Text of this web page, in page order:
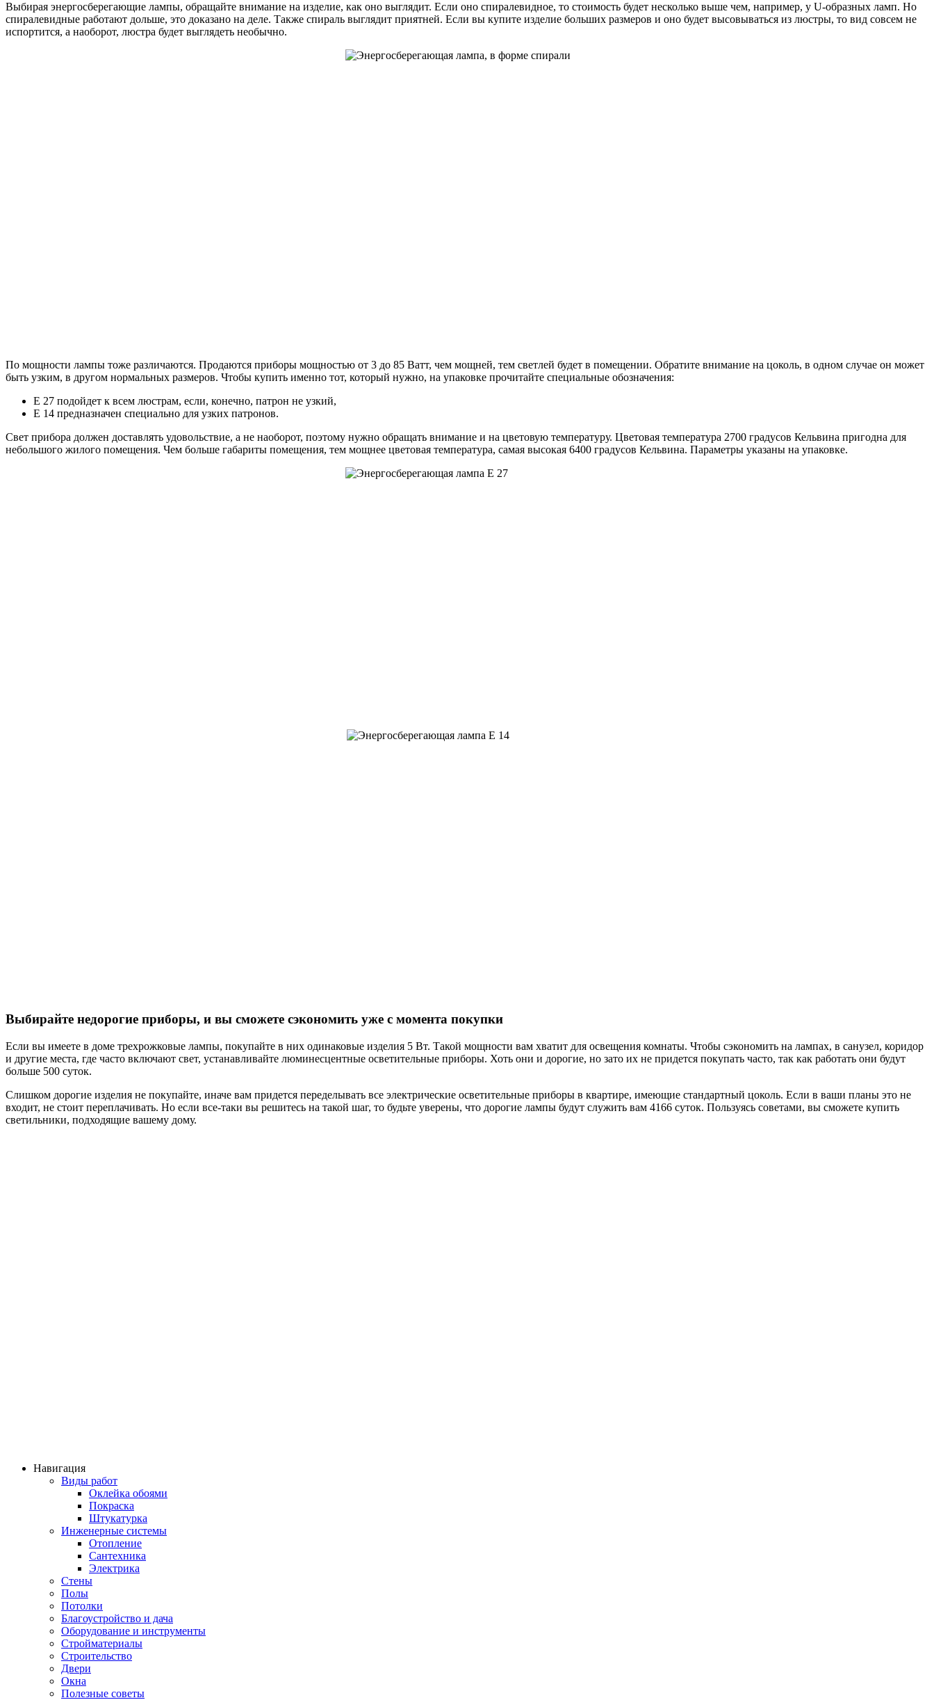
Выбирая энергосберегающие лампы, обращайте внимание на изделие, как оно выглядит. Если оно спиралевидное, то стоимость будет несколько выше чем, например, у U-образных ламп. Но
спиралевидные работают дольше, это доказано на деле. Также спираль выглядит приятней. Если вы купите изделие больших размеров и оно будет высовываться из люстры, то вид совсем не
испортится, а наоборот, люстра будет выглядеть необычно.
По мощности лампы тоже различаются. Продаются приборы мощностью от 3 до 85 Ватт, чем мощней, тем светлей будет в помещении. Обратите внимание на цоколь, в одном случае он может
быть узким, в другом нормальных размеров. Чтобы купить именно тот, который нужно, на упаковке прочитайте специальные обозначения:
E 27 подойдет к всем люстрам, если, конечно, патрон не узкий,
E 14 предназначен специально для узких патронов.
Свет прибора должен доставлять удовольствие, а не наоборот, поэтому нужно обращать внимание и на цветовую температуру. Цветовая температура 2700 градусов Кельвина пригодна для
небольшого жилого помещения. Чем больше габариты помещения, тем мощнее цветовая температура, самая высокая 6400 градусов Кельвина. Параметры указаны на упаковке.
Выбирайте недорогие приборы, и вы сможете сэкономить уже с момента покупки
Если вы имеете в доме трехрожковые лампы, покупайте в них одинаковые изделия 5 Вт. Такой мощности вам хватит для освещения комнаты. Чтобы сэкономить на лампах, в санузел, коридор
и другие места, где часто включают свет, устанавливайте люминесцентные осветительные приборы. Хоть они и дорогие, но зато их не придется покупать часто, так как работать они будут
больше 500 суток.
Слишком дорогие изделия не покупайте, иначе вам придется переделывать все электрические осветительные приборы в квартире, имеющие стандартный цоколь. Если в ваши планы это не
входит, не стоит переплачивать. Но если все-таки вы решитесь на такой шаг, то будьте уверены, что дорогие лампы будут служить вам 4166 суток. Пользуясь советами, вы сможете купить
светильники, подходящие вашему дому.
Навигация
Виды работ
Оклейка обоями
Покраска
Штукатурка
Инженерные системы
Отопление
Сантехника
Электрика
Cтены
Полы
Потолки
Благоустройство и дача
Оборудование и инструменты
Стройматериалы
Строительство
Двери
Окна
Полезные советы